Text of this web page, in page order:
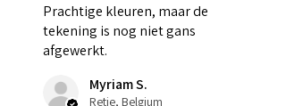
Prachtige kleuren, maar de
tekening is nog niet gans
afgewerkt.
Myriam S.
Retie, Belgium